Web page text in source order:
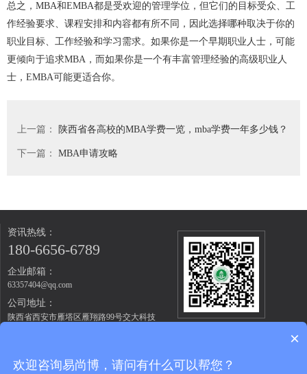
总之，MBA和EMBA都是受欢迎的管理学位，但它们的目标受众、工
作经验要求、课程安排和内容都有所不同，因此选择哪种取决于你的
职业目标、工作经验和学习需求。如果你是一个早期职业人士，可能
更倾向于追求MBA，而如果你是一个有丰富管理经验的高级职业人
士，EMBA可能更适合你。
上一篇： 陕西省各高校的MBA学费一览，mba学费一年多少钱？
下一篇： MBA申请攻略
资讯热线：
180-6656-6789
企业邮箱：
63357404@qq.com
公司地址：
陕西省西安市雁塔区雁翔路99号交大科技
Copyright © 陕西易尚博教育研究院-MBA,MBA培训,陕西MBA辅导班,MBA
×
欢迎咨询易尚博，请问有什么可以帮您？